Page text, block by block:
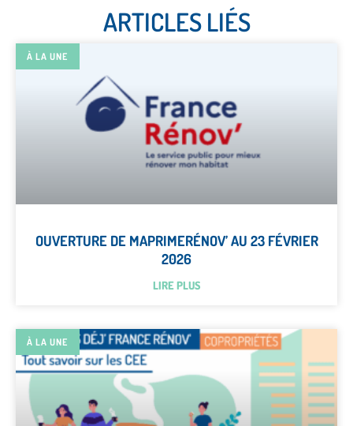
ARTICLES LIÉS
À LA UNE
OUVERTURE DE MAPRIMERÉNOV’ AU 23 FÉVRIER
2026
LIRE PLUS
À LA UNE